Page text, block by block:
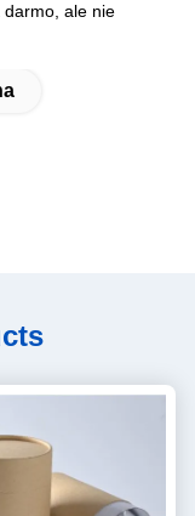
darmo, ale nie